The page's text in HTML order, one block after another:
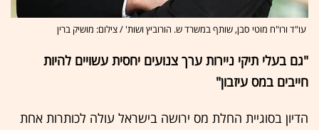
עו"ד ורו"ח מוטי סבן, שותף במשרד ש. הורוביץ ושות' / צילום: מושיק ברין
"גם בעלי תיקי ניירות ערך צנועים יחסית עשויים להיות
חייבים במס עיזבון"
הדיון בסוגיית החלת מס ירושה בישראל עולה לכותרות אחת